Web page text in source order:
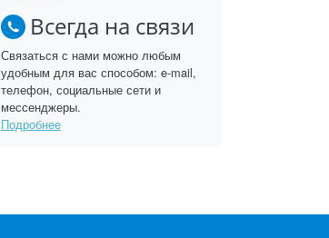
Всегда на связи
Связаться с нами можно любым
удобным для вас способом: e-mail,
телефон, социальные сети и
мессенджеры.
Подробнее